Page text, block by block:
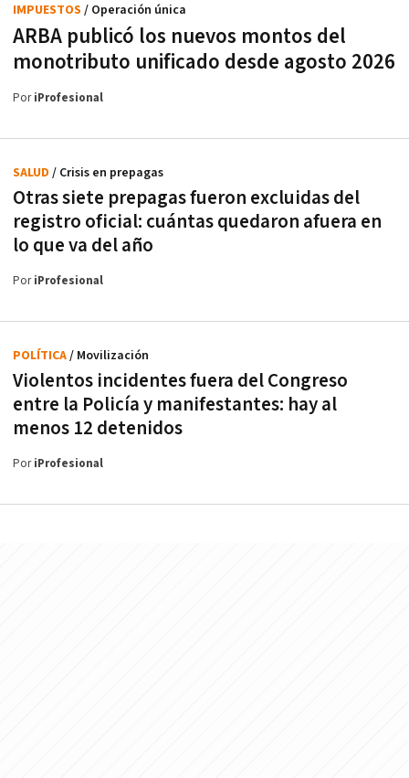
ARBA publicó los nuevos montos del
monotributo unificado desde agosto 2026
IMPUESTOS / Operación única
PoriProfesional
Otras siete prepagas fueron excluidas del
registro oficial: cuántas quedaron afuera en
lo que va del año
SALUD / Crisis en prepagas
PoriProfesional
Violentos incidentes fuera del Congreso
entre la Policía y manifestantes: hay al
menos 12 detenidos
POLÍTICA/ Movilización
PoriProfesional